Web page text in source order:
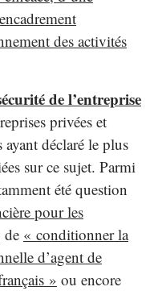
des activités
de l’entreprise
privées et
déclaré le plus
sur ce sujet. Parmi
été question
pour les
de « conditionner la
d’agent de
» ou encore